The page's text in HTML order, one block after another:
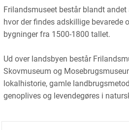
Frilandsmuseet består blandt
hvor der findes adskillige bevarede
bygninger fra 1500-1800 tallet.
Ud over landsbyen består
Skovmuseum og
lokalhistorie, gamle
genoplives og levendegøres i